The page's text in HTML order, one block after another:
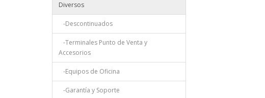
Diversos
-Descontinuados
-Terminales Punto de Venta y
Accesorios
-Equipos de Oficina
-Garantía y Soporte